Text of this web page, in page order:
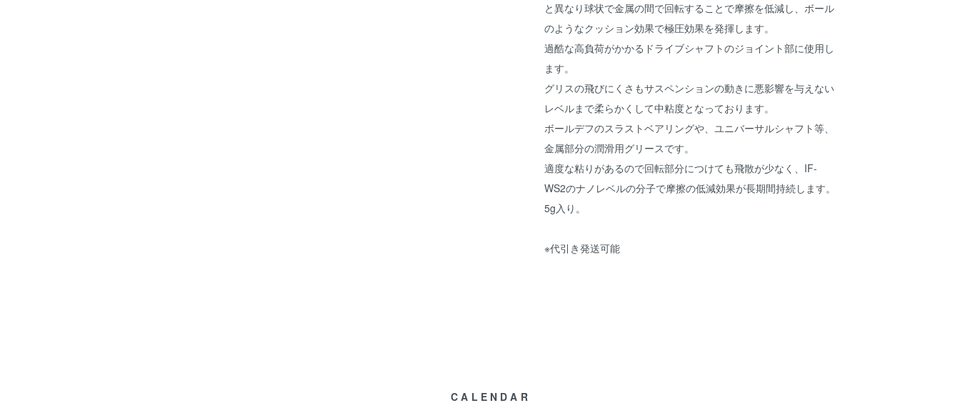
と異なり球状で金属の間で回転することで摩擦を低減し、ボール
のようなクッション効果で極圧効果を発揮します。
過酷な高負荷がかかるドライブシャフトのジョイント部に使用し
ます。
グリスの飛びにくさもサスペンションの動きに悪影響を与えない
レベルまで柔らかくして中粘度となっております。
ボールデフのスラストベアリングや、ユニバーサルシャフト等、
金属部分の潤滑用グリースです。
適度な粘りがあるので回転部分につけても飛散が少なく、IF-
WS2のナノレベルの分子で摩擦の低減効果が長期間持続します。
5g入り。
※代引き発送可能
CALENDAR